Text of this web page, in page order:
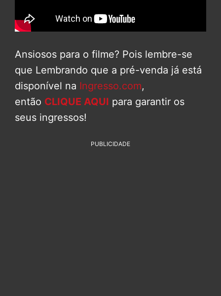
Ansiosos para o filme? Pois lembre-se
que Lembrando que a pré-venda já está
disponível na Ingresso.com,
então CLIQUE AQUI para garantir os
seus ingressos!
PUBLICIDADE